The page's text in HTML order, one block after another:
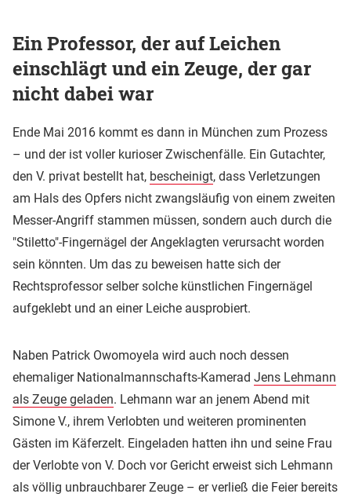
Ein Professor, der auf Leichen
einschlägt und ein Zeuge, der gar
nicht dabei war
Ende Mai 2016 kommt es dann in München zum Prozess
– und der ist voller kurioser Zwischenfälle. Ein Gutachter,
den V. privat bestellt hat, bescheinigt, dass Verletzungen
am Hals des Opfers nicht zwangsläufig von einem zweiten
Messer-Angriff stammen müssen, sondern auch durch die
"Stiletto"-Fingernägel der Angeklagten verursacht worden
sein könnten. Um das zu beweisen hatte sich der
Rechtsprofessor selber solche künstlichen Fingernägel
aufgeklebt und an einer Leiche ausprobiert.
Naben Patrick Owomoyela wird auch noch dessen
ehemaliger Nationalmannschafts-Kamerad Jens Lehmann
als Zeuge geladen. Lehmann war an jenem Abend mit
Simone V., ihrem Verlobten und weiteren prominenten
Gästen im Käferzelt. Eingeladen hatten ihn und seine Frau
der Verlobte von V. Doch vor Gericht erweist sich Lehmann
als völlig unbrauchbarer Zeuge – er verließ die Feier bereits